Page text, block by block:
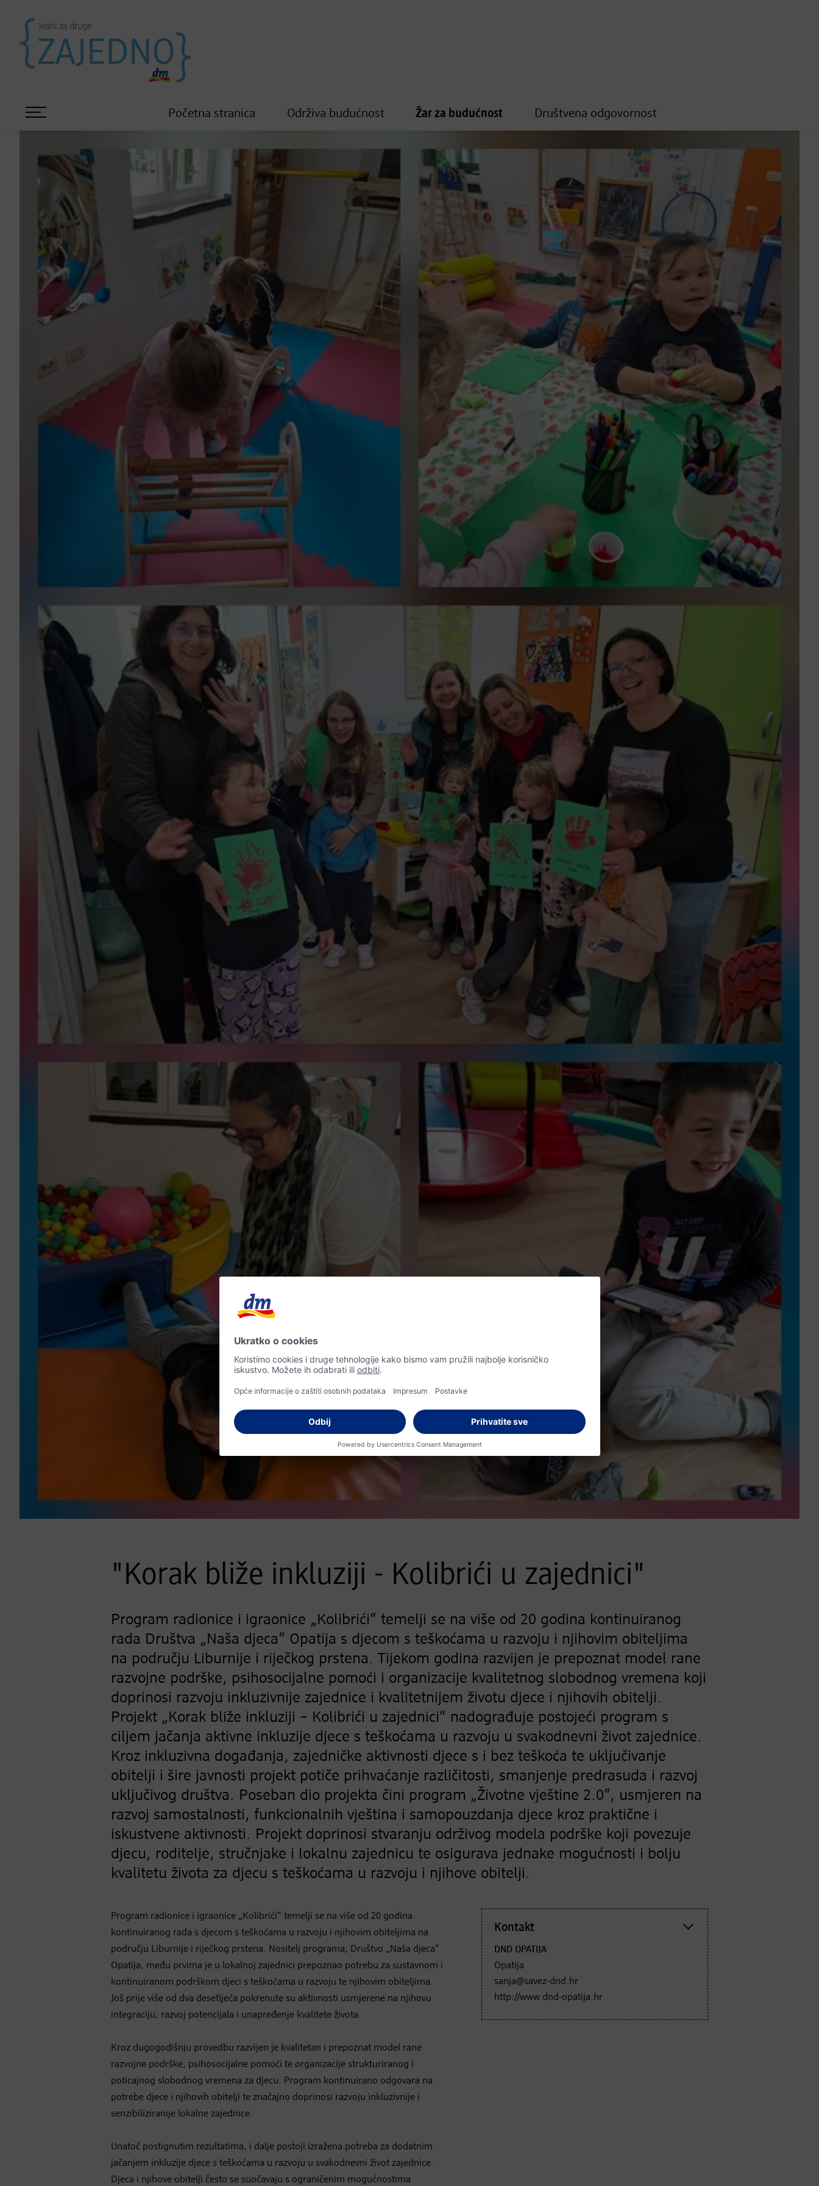
Početna stranica Održiva budućnost Žar za budućnost Društvena odgovornost
"Korak bliže inkluziji - Kolibrići u zajednici"
Program radionice i igraonice „Kolibrići“ temelji se na više od 20 godina kontinuiranog
rada Društva „Naša djeca“ Opatija s djecom s teškoćama u razvoju i njihovim obiteljima
na području Liburnije i riječkog prstena. Tijekom godina razvijen je prepoznat model rane
razvojne podrške, psihosocijalne pomoći i organizacije kvalitetnog slobodnog vremena koji
doprinosi razvoju inkluzivnije zajednice i kvalitetnijem životu djece i njihovih obitelji.
Projekt „Korak bliže inkluziji – Kolibrići u zajednici“ nadograđuje postojeći program s
ciljem jačanja aktivne inkluzije djece s teškoćama u razvoju u svakodnevni život zajednice.
Kroz inkluzivna događanja, zajedničke aktivnosti djece s i bez teškoća te uključivanje
obitelji i šire javnosti projekt potiče prihvaćanje različitosti, smanjenje predrasuda i razvoj
uključivog društva. Poseban dio projekta čini program „Životne vještine 2.0“, usmjeren na
razvoj samostalnosti, funkcionalnih vještina i samopouzdanja djece kroz praktične i
iskustvene aktivnosti. Projekt doprinosi stvaranju održivog modela podrške koji povezuje
djecu, roditelje, stručnjake i lokalnu zajednicu te osigurava jednake mogućnosti i bolju
kvalitetu života za djecu s teškoćama u razvoju i njihove obitelji.
Program radionice i igraonice „Kolibrići“ temelji se na više od 20 godina
kontinuiranog rada s djecom s teškoćama u razvoju i njihovim obiteljima na
području Liburnije i riječkog prstena. Nositelj programa, Društvo „Naša djeca“
Opatija, među prvima je u lokalnoj zajednici prepoznao potrebu za sustavnom i
kontinuiranom podrškom djeci s teškoćama u razvoju te njihovim obiteljima.
Još prije više od dva desetljeća pokrenute su aktivnosti usmjerene na njihovu
integraciju, razvoj potencijala i unapređenje kvalitete života.
Kroz dugogodišnju provedbu razvijen je kvalitetan i prepoznat model rane
razvojne podrške, psihosocijalne pomoći te organizacije strukturiranog i
poticajnog slobodnog vremena za djecu. Program kontinuirano odgovara na
potrebe djece i njihovih obitelji te značajno doprinosi razvoju inkluzivnije i
senzibiliziranije lokalne zajednice.
Unatoč postignutim rezultatima, i dalje postoji izražena potreba za dodatnim
jačanjem inkluzije djece s teškoćama u razvoju u svakodnevni život zajednice.
Djeca i njihove obitelji često se suočavaju s ograničenim mogućnostima
Kontakt
DND OPATIJA
Opatija
sanja@savez-dnd.hr
http://www.dnd-opatija.hr